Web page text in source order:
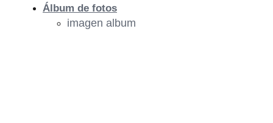
Álbum de fotos
imagen album